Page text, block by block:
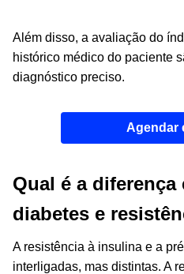
Além disso, a avaliação do
histórico médico do paciente
diagnóstico preciso.
Agendar
Qual é a diferença
diabetes e
A resistência à insulina e a
interligadas, mas distintas. A